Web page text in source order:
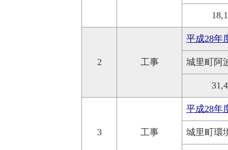
2 工事
平成28年
城里町阿
3 工事
平成28
城里町環